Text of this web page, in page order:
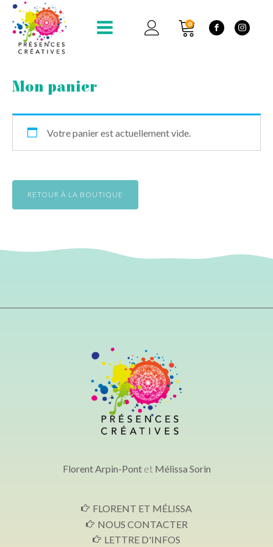
0
Mon panier
Votre panier est actuellement vide.
RETOUR À LA BOUTIQUE
Florent Arpin-Pontet Mélissa Sorin
FLORENT ET MÉLISSA
NOUS CONTACTER
LETTRE D'INFOS